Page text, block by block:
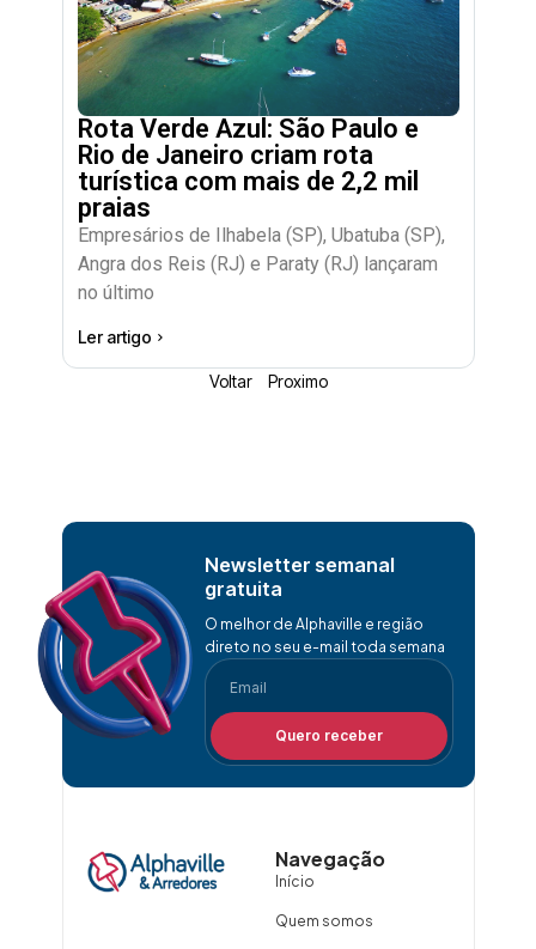
Rota Verde Azul: São Paulo e
Rio de Janeiro criam rota
turística com mais de 2,2 mil
praias
Empresários de Ilhabela (SP), Ubatuba (SP),
Angra dos Reis (RJ) e Paraty (RJ) lançaram
no último
Ler artigo
Voltar Proximo
Newsletter semanal
gratuita
O melhor de Alphaville e região
direto no seu e-mail toda semana
Quero receber
Navegação
Início
Quem somos